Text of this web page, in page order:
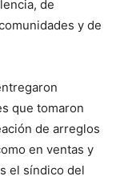
de
y de
que tomaron
de arreglos
en ventas y
el síndico del